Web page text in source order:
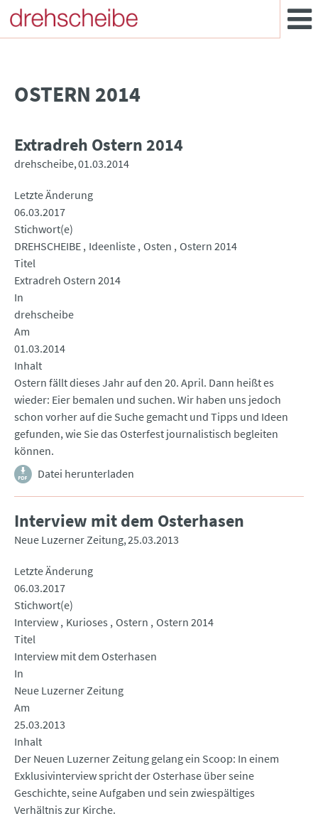
OSTERN 2014
Extradreh Ostern 2014
drehscheibe 01.03.2014
Letzte Änderung
06.03.2017
Stichwort(e)
DREHSCHEIBE Ideenliste Osten Ostern 2014
Titel
Extradreh Ostern 2014
In
drehscheibe
Am
01.03.2014
Inhalt
Ostern fällt dieses Jahr auf den 20. April. Dann heißt es
wieder: Eier bemalen und suchen. Wir haben uns jedoch
schon vorher auf die Suche gemacht und Tipps und Ideen
gefunden, wie Sie das Osterfest journalistisch begleiten
können.
Datei herunterladen
Interview mit dem Osterhasen
Neue Luzerner Zeitung 25.03.2013
Letzte Änderung
06.03.2017
Stichwort(e)
Interview Kurioses Ostern Ostern 2014
Titel
Interview mit dem Osterhasen
In
Neue Luzerner Zeitung
Am
25.03.2013
Inhalt
Der Neuen Luzerner Zeitung gelang ein Scoop: In einem
Exklusivinterview spricht der Osterhase über seine
Geschichte, seine Aufgaben und sein zwiespältiges
Verhältnis zur Kirche.